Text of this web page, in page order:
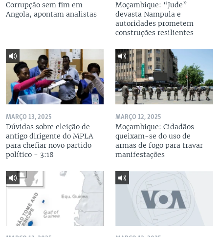
Corrupção sem fim em
Angola, apontam analistas
Moçambique: “Jude”
devasta Nampula e
autoridades prometem
construções resilientes
MARÇO 13, 2025
Dúvidas sobre eleição de
antigo dirigente do MPLA
para chefiar novo partido
político - 3:18
MARÇO 12, 2025
Moçambique: Cidadãos
queixam-se do uso de
armas de fogo para travar
manifestações